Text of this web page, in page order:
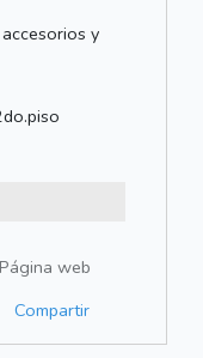
y
Página web
Compartir